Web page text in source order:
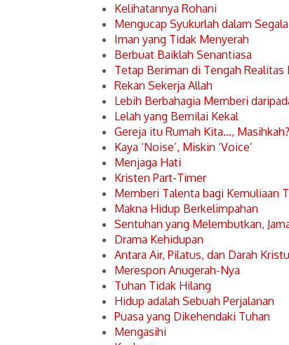
Kelihatannya Rohani
Mengucap Syukurlah dalam
Iman yang Tidak Menyerah
Berbuat Baiklah Senantiasa
Tetap Beriman di Tengah Realitas
Rekan Sekerja Allah
Lebih Berbahagia Memberi
Lelah yang Bernilai Kekal
Gereja itu Rumah Kita…, Masihkah?
Kaya ‘Noise’, Miskin ‘Voice’
Menjaga Hati
Kristen Part-Timer
Memberi Talenta bagi Kemuliaan
Makna Hidup Berkelimpahan
Sentuhan yang Melembutkan,
Drama Kehidupan
Antara Air, Pilatus, dan Darah
Merespon Anugerah-Nya
Tuhan Tidak Hilang
Hidup adalah Sebuah Perjalanan
Puasa yang Dikehendaki Tuhan
Mengasihi